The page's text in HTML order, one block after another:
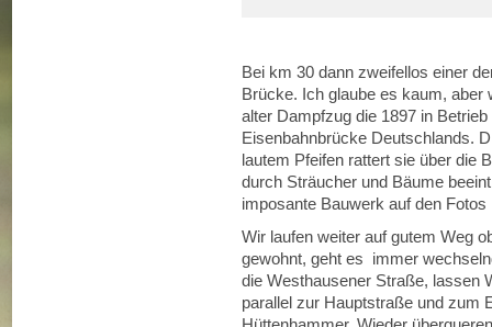
Bei km 30 dann zweifellos einer
Brücke. Ich glaube es kaum, aber
alter Dampfzug die 1897 in
Eisenbahnbrücke Deutschlands.
lautem Pfeifen rattert sie über die
durch Sträucher und Bäume
imposante Bauwerk auf den
Wir laufen weiter auf gutem Weg
gewohnt, geht es immer
die Westhausener Straße, lassen
parallel zur Hauptstraße und zum